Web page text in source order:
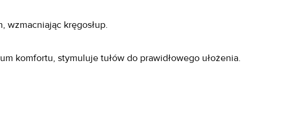
wzmacniając kręgosłup.
komfortu, stymuluje tułów do prawidłowego ułożenia.